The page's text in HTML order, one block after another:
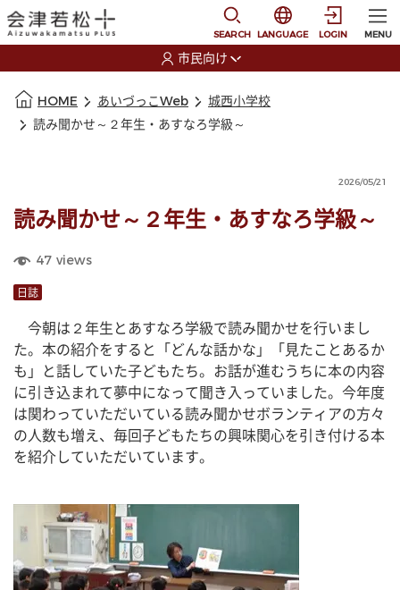
SEARCH
選択すると言語の切
LANGUAGE LOGIN MENU
市民向け
HOME あいづっこWeb
城西小学校
読み聞かせ～２年生・あすなろ学級～
2026/05/21
読み聞かせ～２年生・あすなろ学級～
47 views
日誌
今朝は２年生とあすなろ学級で読み聞かせを行いまし
た。本の紹介をすると「どんな話かな」「見たことあるか
も」と話していた子どもたち。お話が進むうちに本の内容
に引き込まれて夢中になって聞き入っていました。今年度
は関わっていただいている読み聞かせボランティアの方々
の人数も増え、毎回子どもたちの興味関心を引き付ける本
を紹介していただいています。